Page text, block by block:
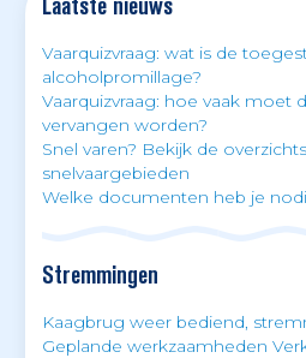
Laatste nieuws
Vaarquizvraag: wat is de
alcoholpromillage?
Vaarquizvraag: hoe vaak moet
vervangen worden?
Snel varen? Bekijk de
snelvaargebieden
Welke documenten heb je
Stremmingen
Kaagbrug weer bediend,
Geplande werkzaamheden